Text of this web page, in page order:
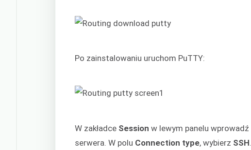
Po zainstalowaniu uruchom PuTTY:
W zakładce Session w lewym panelu wprowadź
serwera. W polu Connection type, wybierz SSH